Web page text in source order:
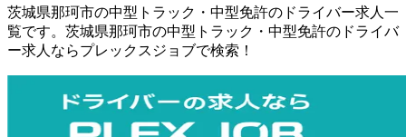
茨城県那珂市の中型トラック・中型免許の ドライバー求人一
覧です。 茨城県那珂市の中型トラック・中型免許の ドライバ
ー求人ならプレックスジョブで検索！